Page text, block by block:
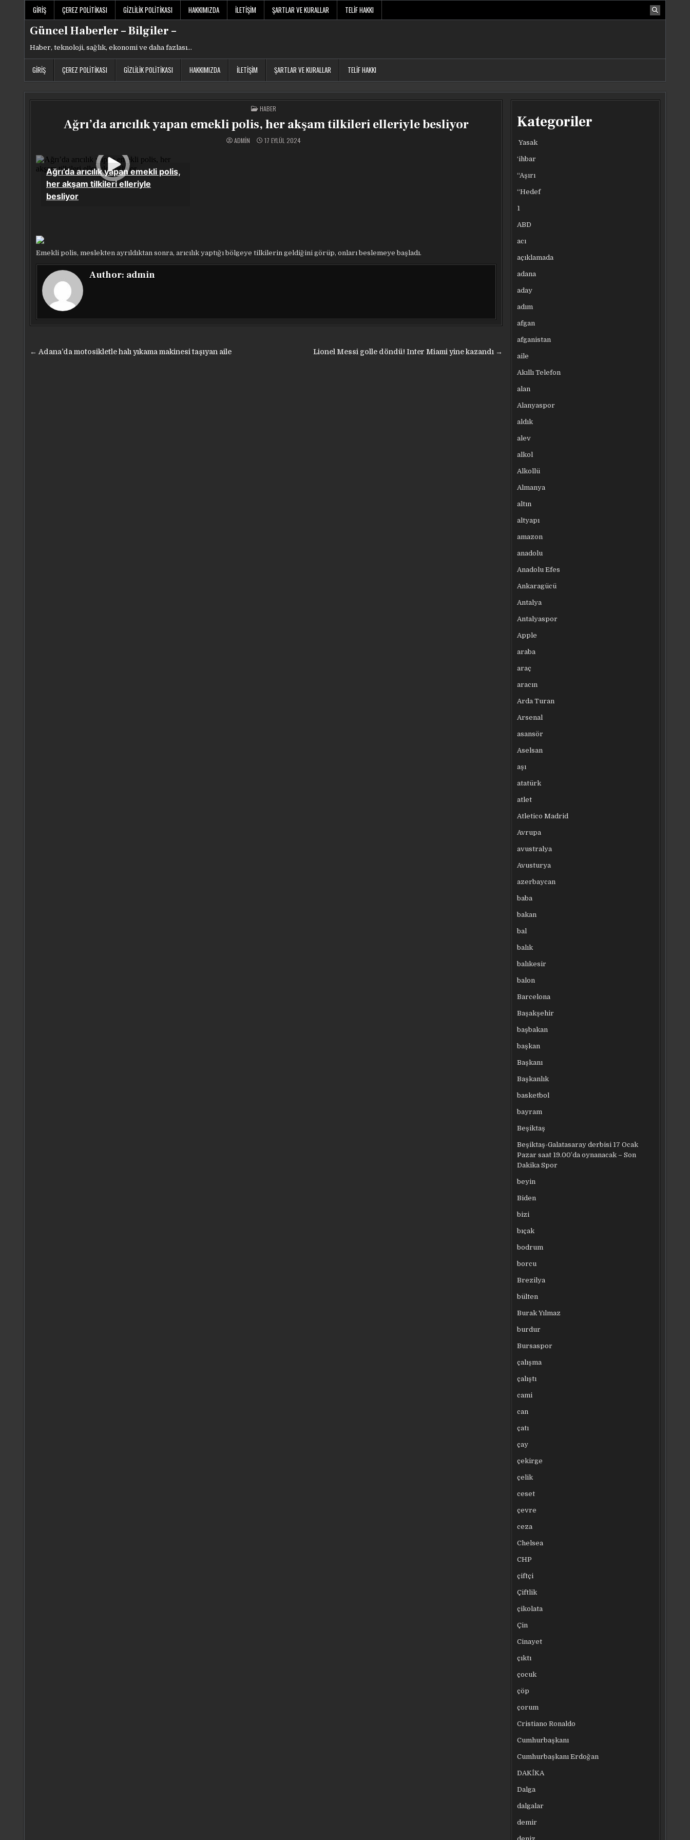
GIRIŞ ÇEREZ POLITIKASI GIZLILIK POLITIKASI HAKKIMIZDA İLETIŞIM ŞARTLAR VE KURALLAR TELIF HAKKI
Güncel Haberler – Bilgiler –
Haber, teknoloji, sağlık, ekonomi ve daha fazlası…
GIRIŞ ÇEREZ POLITIKASI GIZLILIK POLITIKASI HAKKIMIZDA İLETIŞIM ŞARTLAR VE KURALLAR TELIF HAKKI
POSTED
IN
HABER
Ağrı’da arıcılık yapan emekli polis, her akşam tilkileri elleriyle besliyor
ADMIN 17 EYLÜL 2024
Emekli polis, meslekten ayrıldıktan sonra, arıcılık yaptığı bölgeye tilkilerin geldiğini görüp, onları beslemeye başladı.
Author: admin
Yazı Lionel Messi golle döndü! Inter Miami yine kazandı →
← Adana’da motosikletle halı yıkama makinesi taşıyan aile
Kategoriler
Yasak
‘ihbar
“Aşırı
“Hedef
1
ABD
acı
açıklamada
adana
aday
adım
afgan
afganistan
aile
Akıllı Telefon
alan
Alanyaspor
aldık
alev
alkol
Alkollü
Almanya
altın
altyapı
amazon
anadolu
Anadolu Efes
Ankaragücü
Antalya
Antalyaspor
Apple
araba
araç
aracın
Arda Turan
Arsenal
asansör
Aselsan
aşı
atatürk
atlet
Atletico Madrid
Avrupa
avustralya
Avusturya
azerbaycan
baba
bakan
bal
balık
balıkesir
balon
Barcelona
Başakşehir
başbakan
başkan
Başkanı
Başkanlık
basketbol
bayram
Beşiktaş
Beşiktaş-Galatasaray derbisi 17 Ocak
Pazar saat 19.00’da oynanacak – Son
Dakika Spor
beyin
Biden
bizi
bıçak
bodrum
borcu
Brezilya
bülten
Burak Yılmaz
burdur
Bursaspor
çalışma
çalıştı
cami
can
çatı
çay
çekirge
çelik
ceset
çevre
ceza
Chelsea
CHP
çiftçi
Çiftlik
çikolata
Çin
Cinayet
çıktı
çocuk
çöp
çorum
Cristiano Ronaldo
Cumhurbaşkanı
Cumhurbaşkanı Erdoğan
DAKİKA
Dalga
dalgalar
demir